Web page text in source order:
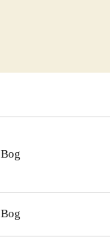
Bog
Bog